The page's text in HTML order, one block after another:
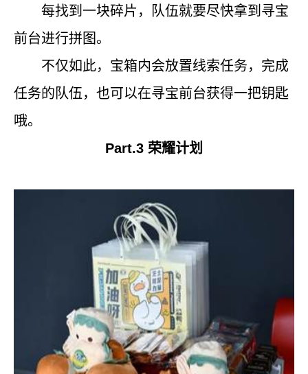
每找到一块碎片，队伍就要尽快拿到寻宝
前台进行拼图。
不仅如此，宝箱内会放置线索任务，完成
任务的队伍，也可以在寻宝前台获得一把钥匙
哦。
Part.3 荣耀计划